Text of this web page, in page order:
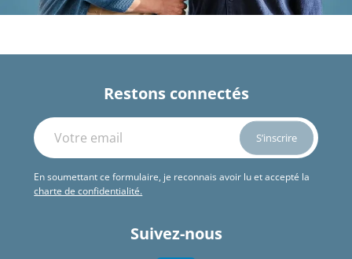
Restons connectés
En soumettant ce formulaire, je reconnais avoir lu et accepté la
charte de confidentialité.
Suivez-nous